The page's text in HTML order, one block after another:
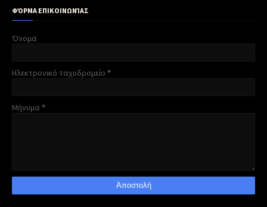
ΦΌΡΜΑ ΕΠΙΚΟΙΝΩΝΊΑΣ
Όνομα
Ηλεκτρονικό ταχυδρομείο *
Μήνυμα *